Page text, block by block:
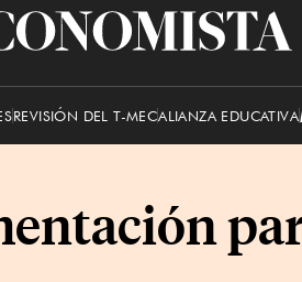
El
REVISIÓN DEL T-MECALIANZA EDUCATIVA